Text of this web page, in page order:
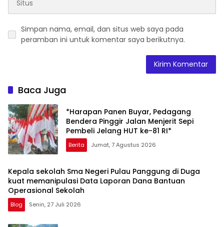
Simpan nama, email, dan situs web saya pada
peramban ini untuk komentar saya berikutnya.
Baca Juga
*Harapan Panen Buyar, Pedagang
Bendera Pinggir Jalan Menjerit Sepi
Pembeli Jelang HUT ke-81 RI*
Berita Jumat, 7 Agustus 2026
Kepala sekolah Sma Negeri Pulau Panggung di Duga
kuat memanipulasi Data Laporan Dana Bantuan
Operasional Sekolah
Blog Senin, 27 Juli 2026